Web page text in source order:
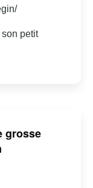
petit
grosse